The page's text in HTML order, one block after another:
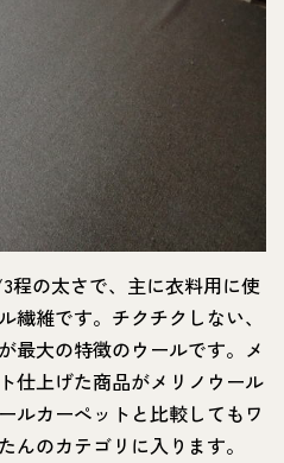
程の太さで、主に衣料用に使
繊維です。チクチクしない、
最大の特徴のウールです。メ
仕上げた商品がメリノウール
ルカーぺットと比較してもワ
んのカテゴリに入ります。